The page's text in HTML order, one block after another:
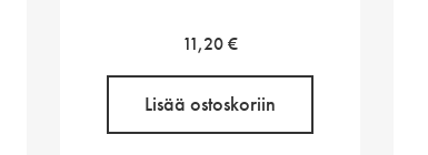
11,20€
Lisää ostoskoriin